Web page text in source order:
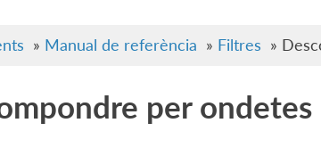
» Manual de referència » Filtres »
per ondetes